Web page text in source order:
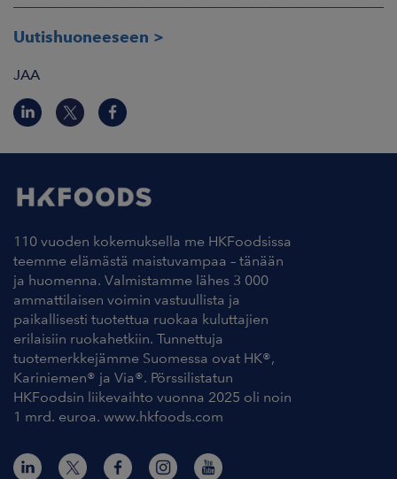
Uutishuoneeseen
JAA
110 vuoden kokemuksella me HKFoodsissa
teemme elämästä maistuvampaa – tänään
ja huomenna. Valmistamme lähes 3 000
ammattilaisen voimin vastuullista ja
paikallisesti tuotettua ruokaa kuluttajien
erilaisiin ruokahetkiin. Tunnettuja
tuotemerkkejämme Suomessa ovat HK®,
Kariniemen® ja Via®. Pörssilistatun
HKFoodsin liikevaihto vuonna 2025 oli noin
1 mrd. euroa. www.hkfoods.com